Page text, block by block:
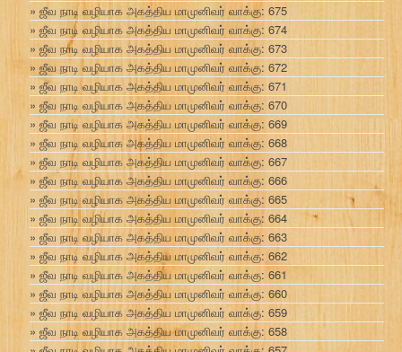
ஜீவ நாடி வழியாக அகத்திய மாமுனிவர் வாக்கு: 675
ஜீவ நாடி வழியாக அகத்திய மாமுனிவர் வாக்கு: 674
ஜீவ நாடி வழியாக அகத்திய மாமுனிவர் வாக்கு: 673
ஜீவ நாடி வழியாக அகத்திய மாமுனிவர் வாக்கு: 672
ஜீவ நாடி வழியாக அகத்திய மாமுனிவர் வாக்கு: 671
ஜீவ நாடி வழியாக அகத்திய மாமுனிவர் வாக்கு: 670
ஜீவ நாடி வழியாக அகத்திய மாமுனிவர் வாக்கு: 669
ஜீவ நாடி வழியாக அகத்திய மாமுனிவர் வாக்கு: 668
ஜீவ நாடி வழியாக அகத்திய மாமுனிவர் வாக்கு: 667
ஜீவ நாடி வழியாக அகத்திய மாமுனிவர் வாக்கு: 666
ஜீவ நாடி வழியாக அகத்திய மாமுனிவர் வாக்கு: 665
ஜீவ நாடி வழியாக அகத்திய மாமுனிவர் வாக்கு: 664
ஜீவ நாடி வழியாக அகத்திய மாமுனிவர் வாக்கு: 663
ஜீவ நாடி வழியாக அகத்திய மாமுனிவர் வாக்கு: 662
ஜீவ நாடி வழியாக அகத்திய மாமுனிவர் வாக்கு: 661
ஜீவ நாடி வழியாக அகத்திய மாமுனிவர் வாக்கு: 660
ஜீவ நாடி வழியாக அகத்திய மாமுனிவர் வாக்கு: 659
ஜீவ நாடி வழியாக அகத்திய மாமுனிவர் வாக்கு: 658